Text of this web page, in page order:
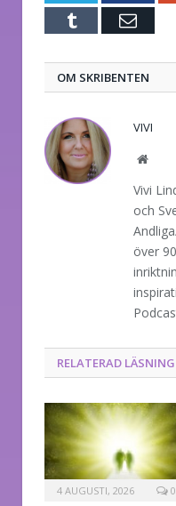
Tumblr E-
OM SKRIBENTEN
VIVI
Vivi
och
över
RELATERAD LÄSNING
4 AUGUSTI, 2026 0